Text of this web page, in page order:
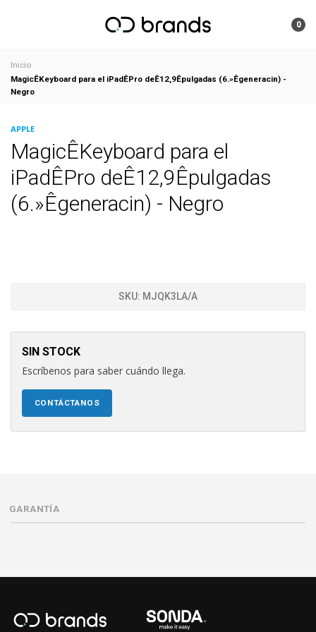
0
Inicio
MagicÊKeyboard para el iPadÊPro deÊ12,9Êpulgadas (6.»Êgeneracin) -
Negro
APPLE
MagicÊKeyboard para el
iPadÊPro deÊ12,9Êpulgadas
(6.»Êgeneracin) - Negro
SKU: MJQK3LA/A
SIN STOCK
Escríbenos para saber cuándo llega.
CONTÁCTANOS
GARANTÍA